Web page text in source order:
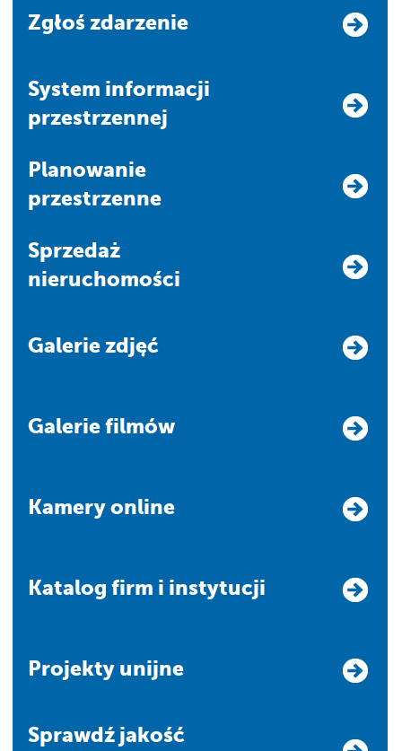
Zgłoś zdarzenie
system informacji
przestrzennej
Planowanie
przestrzenne
Sprzedaż
nieruchomości
Galerie zdjęć
Galerie filmów
Kamery online
Katalog firm i instytucji
Projekty unijne
Sprawdź jakość